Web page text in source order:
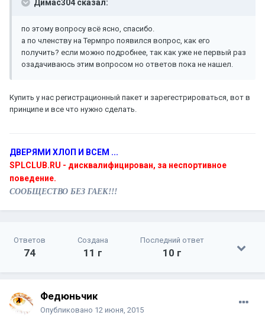
Димас304 сказал:
по этому вопросу всё ясно, спасибо.
а по членству на Термпро появился вопрос, как его
получить? если можно подробнее, так как уже не первый раз
озадачиваюсь этим вопросом но ответов пока не нашел.
Купить у нас регистрационный пакет и зарегестрироваться, вот в
принципе и все что нужно сделать.
ДВЕРЯМИ ХЛОП И ВСЕМ ...
SPLCLUB.RU - дисквалифицирован, за неспортивное
поведение.
СООБЩЕСТВО БЕЗ ГАЕК!!!
Ответов
74
Создана
11 г
Последний ответ
10 г
Федюньчик
Опубликовано 12 июня, 2015